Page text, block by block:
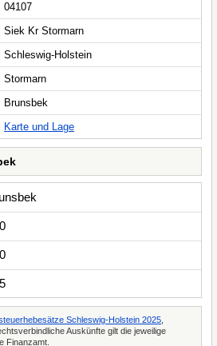
04107
Siek Kr Stormarn
Schleswig-Holstein
Stormarn
Brunsbek
Karte und Lage
Schleswig-Holstein 2025
Auskünfte gilt die jeweilige
Finanzamt.